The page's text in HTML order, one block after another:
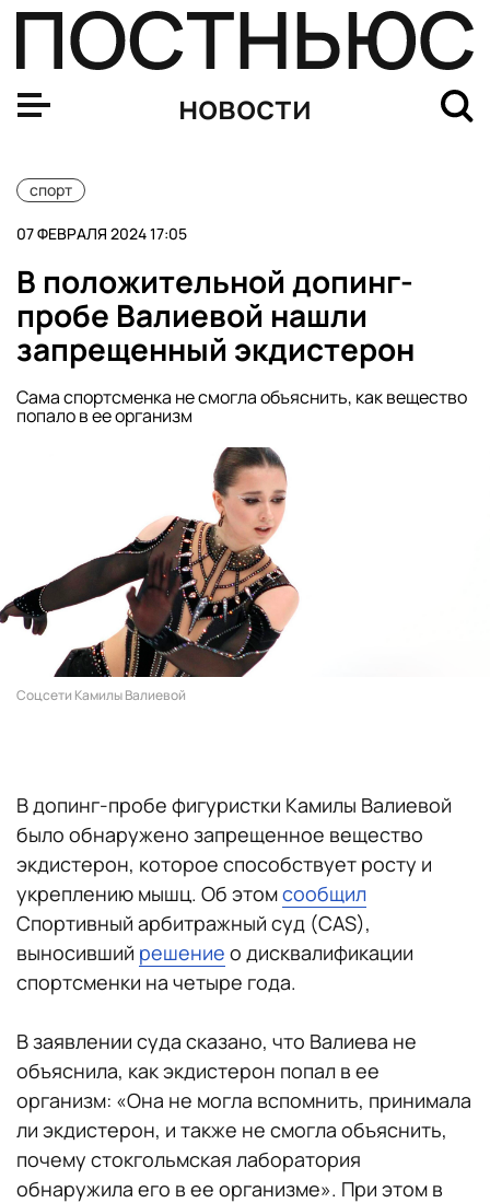
новости
спорт
07 ФЕВРАЛЯ 2024 17:05
В положительной допинг-
пробе Валиевой нашли
запрещенный экдистерон
Сама спортсменка не смогла объяснить, как вещество
попало в ее организм
Соцсети Камилы Валиевой
В допинг-пробе фигуристки Камилы Валиевой
было обнаружено запрещенное вещество
экдистерон, которое способствует росту и
укреплению мышц. Об этомсообщил
Спортивный арбитражный суд (CAS),
выносивший решение о дисквалификации
спортсменки на четыре года.
В заявлении суда сказано, что Валиева не
объяснила, как экдистерон попал в ее
организм: «Она не могла вспомнить, принимала
ли экдистерон, и также не смогла объяснить,
почему стокгольмская лаборатория
обнаружила его в ее организме». При этом в
Житель Венгрии вошел в Книгу рекордов Гиннесса за